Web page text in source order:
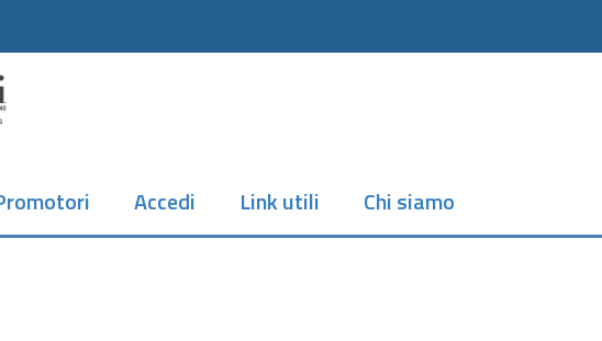
Accedi Link utili Chi siamo